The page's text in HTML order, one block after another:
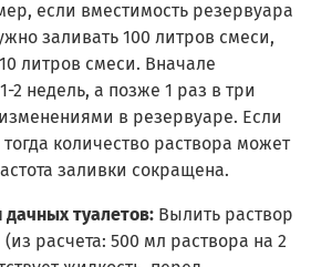
если вместимость резервуара
заливать 100 литров смеси,
литров смеси. Вначале
2 недель, а позже 1 раз в три
в резервуаре. Если
количество раствора может
заливки сокращена.
туалетов: Вылить раствор
расчета: 500 мл раствора на 2